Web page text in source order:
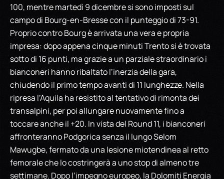
100, mentre martedì 9 dicembre si sono imposti sul
campo di Bourg-en-Bresse con il punteggio di 73-91.
Proprio contro Bourg è arrivata una vera e propria
impresa: dopo appena cinque minuti Trento si è trovata
sotto di 16 punti, ma grazie a un parziale straordinario i
bianconeri hanno ribaltato l’inerzia della gara,
chiudendo il primo tempo avanti di 11 lunghezze. Nella
ripresa l’Aquila ha resistito al tentativo di rimonta dei
transalpini, per poi allungare nuovamente fino a
toccare anche il +20. In vista del Round 11, i bianconeri
affronteranno Podgorica senza il lungo Selom
Mawugbe, fermato da una lesione miotendinea al retto
femorale che lo costringerà a uno stop di almeno tre
settimane. Dopo l’impegno europeo, la Dolomiti Energia